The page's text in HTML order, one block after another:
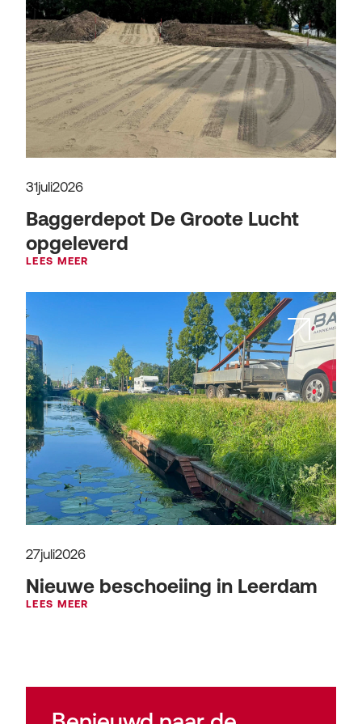
31juli2026
Baggerdepot De Groote Lucht
opgeleverd
LEES MEER
27juli2026
Nieuwe beschoeiing in Leerdam
LEES MEER